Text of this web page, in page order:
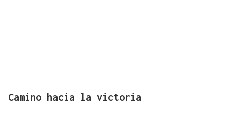
Camino hacia la victoria